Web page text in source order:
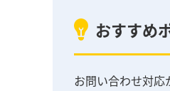
おすすめ
お問い合わせ対